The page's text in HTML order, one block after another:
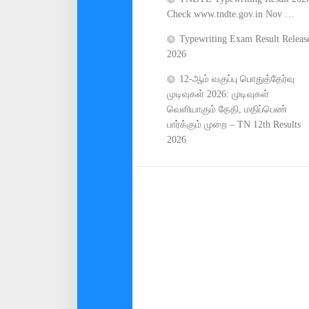
Check www.tndte.gov.in Nov …
Typewriting Exam Result
2026
12-ஆம் வகுப்பு பொதுத்தேர்வு
முடிவுகள் 2026: முடிவுகள்
வெளியாகும் தேதி, மதிப்பெண்
பார்க்கும் முறை – TN 12th Results
2026